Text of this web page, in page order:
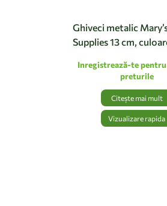
Ghiveci metalic
Supplies 13 cm,
Inregistrează-te pentru
preturile
Citește mai mult
Vizualizare rapida